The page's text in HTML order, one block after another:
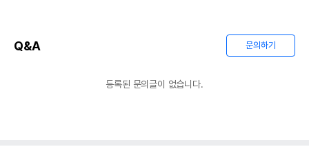
Q&A 문의하기
등록된 문의글이 없습니다.